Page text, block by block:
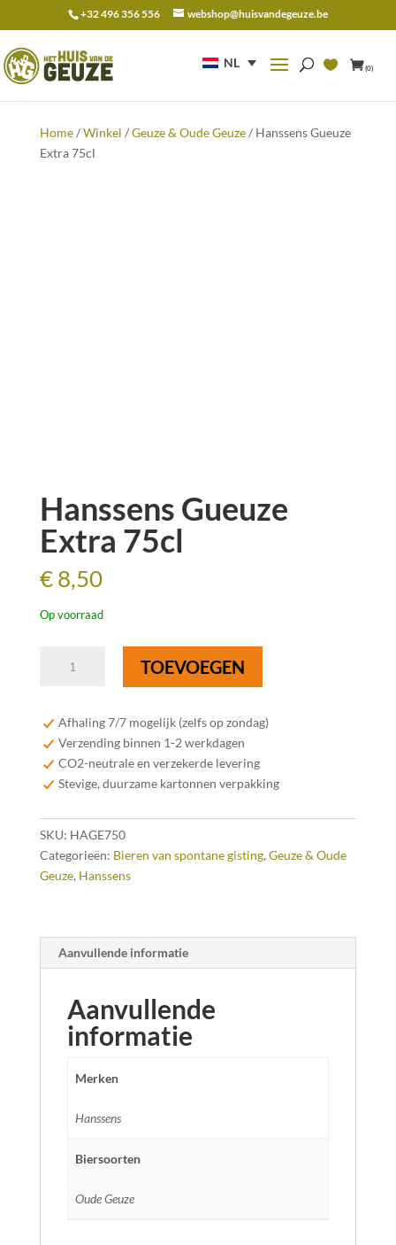
+32 496 356 556 webshop@huisvandegeuze.be
NL (0)
naar:
Home/Winkel /Geuze & Oude Geuze/ Hanssens Gueuze
Extra 75cl
Hanssens Gueuze
Extra 75cl
€8,50
Op voorraad
Gueuze
75cl
aantal
TOEVOEGEN
Afhaling 7/7 mogelijk (zelfs op zondag)
Verzending binnen 1-2 werkdagen
CO2-neutrale en verzekerde levering
Stevige, duurzame kartonnen verpakking
SKU: HAGE750
Categorieën: Bieren van spontane gisting, Geuze & Oude
Geuze, Hanssens
Aanvullende informatie
Aanvullende
informatie
Merken
Hanssens
Biersoorten
Oude Geuze